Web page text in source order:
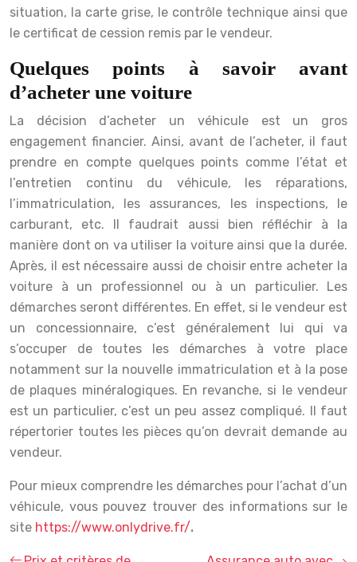
situation, la carte grise, le contrôle technique ainsi que
le certificat de cession remis par le vendeur.
Quelques points à savoir avant
d’acheter une voiture
La décision d’acheter un véhicule est un gros
engagement financier. Ainsi, avant de l’acheter, il faut
prendre en compte quelques points comme l’état et
l’entretien continu du véhicule, les réparations,
l’immatriculation, les assurances, les inspections, le
carburant, etc. Il faudrait aussi bien réfléchir à la
manière dont on va utiliser la voiture ainsi que la durée.
Après, il est nécessaire aussi de choisir entre acheter la
voiture à un professionnel ou à un particulier. Les
démarches seront différentes. En effet, si le vendeur est
un concessionnaire, c’est généralement lui qui va
s’occuper de toutes les démarches à votre place
notamment sur la nouvelle immatriculation et à la pose
de plaques minéralogiques. En revanche, si le vendeur
est un particulier, c’est un peu assez compliqué. Il faut
répertorier toutes les pièces qu’on devrait demande au
vendeur.
Pour mieux comprendre les démarches pour l’achat d’un
véhicule, vous pouvez trouver des informations sur le
site https://www.onlydrive.fr/.